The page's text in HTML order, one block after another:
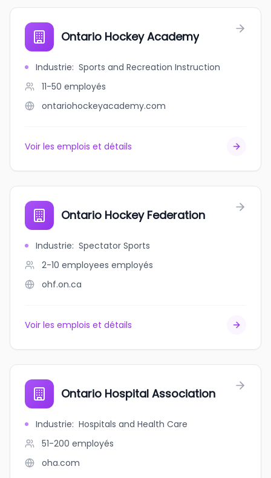
Ontario Hockey Academy
Industrie: Sports and Recreation Instruction
11-50 employés
ontariohockeyacademy.com
Voir les emplois et détails
Ontario Hockey Federation
Industrie: Spectator Sports
2-10 employees employés
ohf.on.ca
Voir les emplois et détails
Ontario Hospital Association
Industrie: Hospitals and Health Care
51-200 employés
oha.com